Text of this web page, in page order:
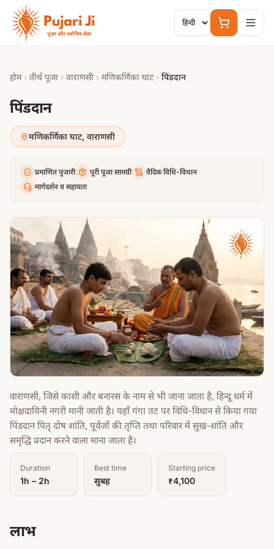
मुख्य सामग्री पर जाएं
होम › तीर्थ पूजा › वाराणसी › मणिकर्णिका घाट › पिंडदान
पिंडदान
मणिकर्णिका घाट, वाराणसी
प्रमाणित पुजारी पूरी पूजा सामग्री
वैदिक विधि-विधान
मार्गदर्शन व सहायता
वाराणसी, जिसे काशी और बनारस के नाम से भी जाना जाता है, हिन्दू धर्म में
मोक्षदायिनी नगरी मानी जाती है। यहाँ गंगा तट पर विधि-विधान से किया गया
पिंडदान पितृ दोष शांति, पूर्वजों की तृप्ति तथा परिवार में सुख-शांति और
समृद्धि प्रदान करने वाला माना जाता है।
Duration
1h – 2h
Best time
सुबह
Starting price
₹4,100
लाभ